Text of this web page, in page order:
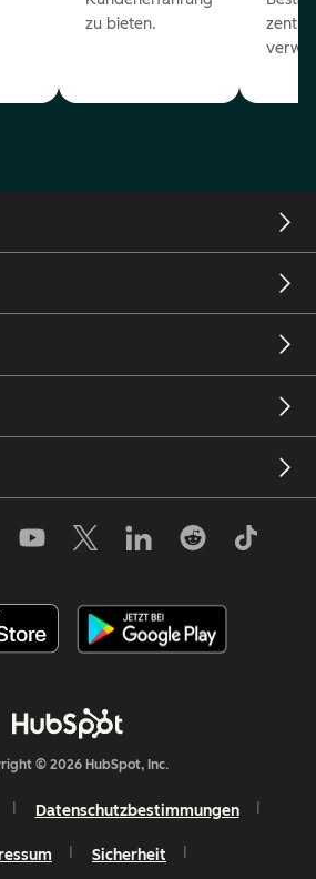
zu bieten.
© 2026 HubSpot, Inc.
Datenschutzbestimmungen
Sicherheit